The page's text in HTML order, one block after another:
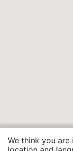
We think you